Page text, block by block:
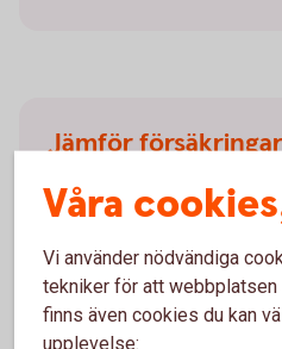
Jämför försäkringar
Är det svårt att veta vilken
Jämför försäkringar hos
Konsumenternas.se
Våra
Vi använder nödvändiga
tekniker för att
finns även cookies du kan
upplevelse: